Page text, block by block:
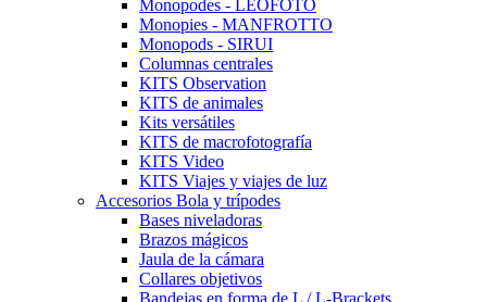
Monopodes - LEOFOTO
Monopies - MANFROTTO
Monopods - SIRUI
Columnas centrales
KITS Observation
KITS de animales
Kits versátiles
KITS de macrofotografía
KITS Video
KITS Viajes y viajes de luz
Accesorios Bola y trípodes
Bases niveladoras
Brazos mágicos
Jaula de la cámara
Collares objetivos
Bandejas en forma de L / L-Brackets